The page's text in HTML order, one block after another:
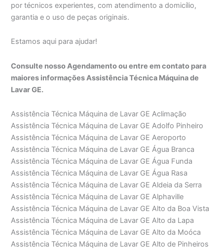
por técnicos experientes, com atendimento a domicílio,
garantia e o uso de peças originais.
Estamos aqui para ajudar!
Consulte nosso Agendamento ou entre em contato para
maiores informações Assistência Técnica Máquina de
Lavar GE.
Assistência Técnica Máquina de Lavar GE Aclimação
Assistência Técnica Máquina de Lavar GE Adolfo Pinheiro
Assistência Técnica Máquina de Lavar GE Aeroporto
Assistência Técnica Máquina de Lavar GE Água Branca
Assistência Técnica Máquina de Lavar GE Água Funda
Assistência Técnica Máquina de Lavar GE Água Rasa
Assistência Técnica Máquina de Lavar GE Aldeia da Serra
Assistência Técnica Máquina de Lavar GE Alphaville
Assistência Técnica Máquina de Lavar GE Alto da Boa Vista
Assistência Técnica Máquina de Lavar GE Alto da Lapa
Assistência Técnica Máquina de Lavar GE Alto da Moóca
Assistência Técnica Máquina de Lavar GE Alto de Pinheiros